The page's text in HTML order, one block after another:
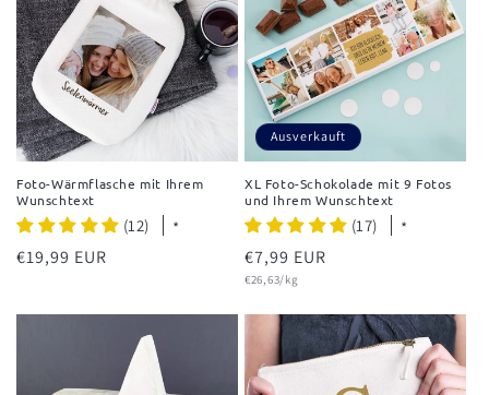
Foto-Wärmflasche mit Ihrem
Wunschtext
(12) *
Normaler
€19,99 EUR
Ausverkauft
XL Foto-Schokolade mit 9 Fotos
und Ihrem Wunschtext
(17) *
Normaler
Preis
€7,99 EUR
Grundpreis
€26,63/kg